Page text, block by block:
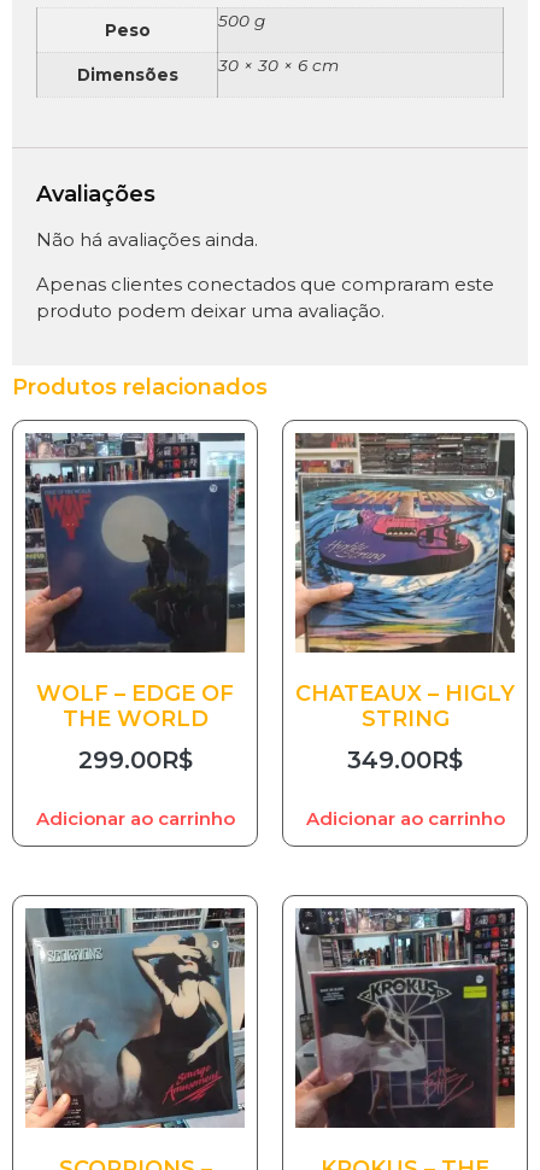
Peso 500 g
Dimensões 30 × 30 × 6 cm
Avaliações
Não há avaliações ainda.
Apenas clientes conectados que compraram este
produto podem deixar uma avaliação.
Produtos relacionados
WOLF – EDGE OF
THE WORLD
299.00R$
Adicionar ao carrinho
CHATEAUX – HIGLY
STRING
349.00R$
Adicionar ao carrinho